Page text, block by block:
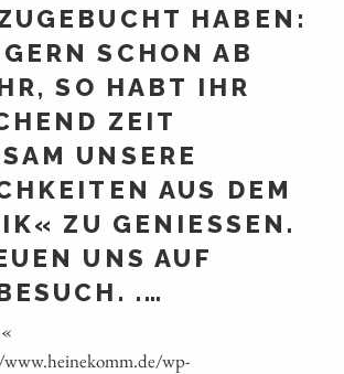
HABEN:
SCHON AB
SO HABT IHR
ZEIT
UNSERE
AUS DEM
ZU GENIESSEN. W
UNS AUF E
.…
wp-